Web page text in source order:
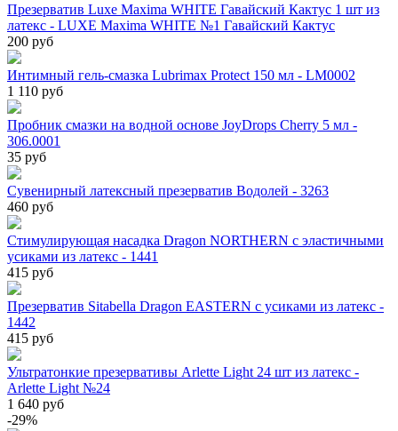
Презерватив Luxe Maxima WHITE Гавайский Кактус 1 шт из
латекс - LUXE Maxima WHITE №1 Гавайский Кактус
200 руб
Интимный гель-смазка Lubrimax Protect 150 мл - LM0002
1 110 руб
Пробник смазки на водной основе JoyDrops Cherry 5 мл -
306.0001
35 руб
Сувенирный латексный презерватив Водолей - 3263
460 руб
Стимулирующая насадка Dragon NORTHERN с эластичными
усиками из латекс - 1441
415 руб
Презерватив Sitabella Dragon EASTERN с усиками из латекс -
1442
415 руб
Ультратонкие презервативы Arlette Light 24 шт из латекс -
Arlette Light №24
1 640 руб
-29%